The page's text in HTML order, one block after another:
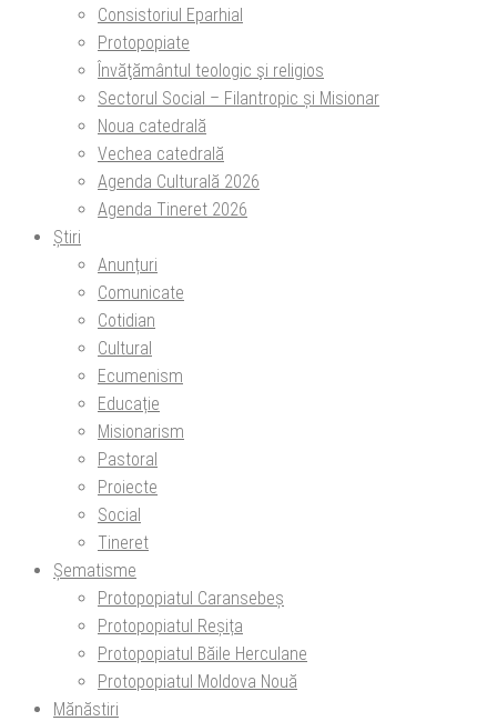
Consistoriul Eparhial
Protopopiate
Învăţământul teologic şi religios
Sectorul Social – Filantropic și Misionar
Noua catedrală
Vechea catedrală
Agenda Culturală 2026
Agenda Tineret 2026
Știri
Anunțuri
Comunicate
Cotidian
Cultural
Ecumenism
Educație
Misionarism
Pastoral
Proiecte
Social
Tineret
Șematisme
Protopopiatul Caransebeș
Protopopiatul Reșița
Protopopiatul Băile Herculane
Protopopiatul Moldova Nouă
Mănăstiri